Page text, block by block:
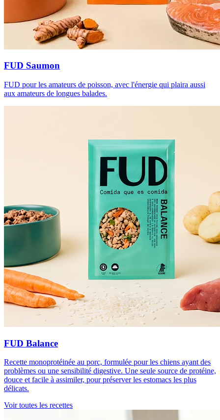
FUD Saumon
FUD pour les amateurs de poisson, avec l'énergie qui plaira aussi
aux amateurs de longues balades.
FUD Balance
Recette monoprotéinée au porc, formulée pour les chiens ayant des
problèmes ou une sensibilité digestive. Une seule source de protéine,
douce et facile à assimiler, pour préserver les estomacs les plus
délicats.
Voir toutes les recettes